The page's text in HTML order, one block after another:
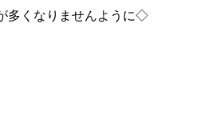
多くなりませんように◇